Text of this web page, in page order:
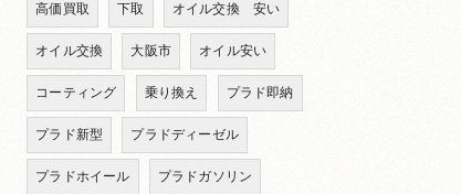
高価買取 下取 オイル交換 安い
オイル交換 大阪市 オイル安い
コーティング 乗り換え プラド即納
プラド新型 プラドディーゼル
プラドホイール プラドガソリン